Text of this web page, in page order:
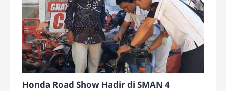
Honda Road Show Hadir di SMAN 4